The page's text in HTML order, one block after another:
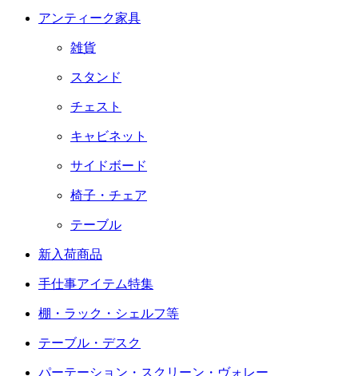
アンティーク家具
雑貨
スタンド
チェスト
キャビネット
サイドボード
椅子・チェア
テーブル
新入荷商品
手仕事アイテム特集
棚・ラック・シェルフ等
テーブル・デスク
パーテーション・スクリーン・ヴォレー